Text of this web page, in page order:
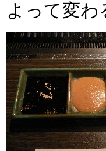
よって変わ